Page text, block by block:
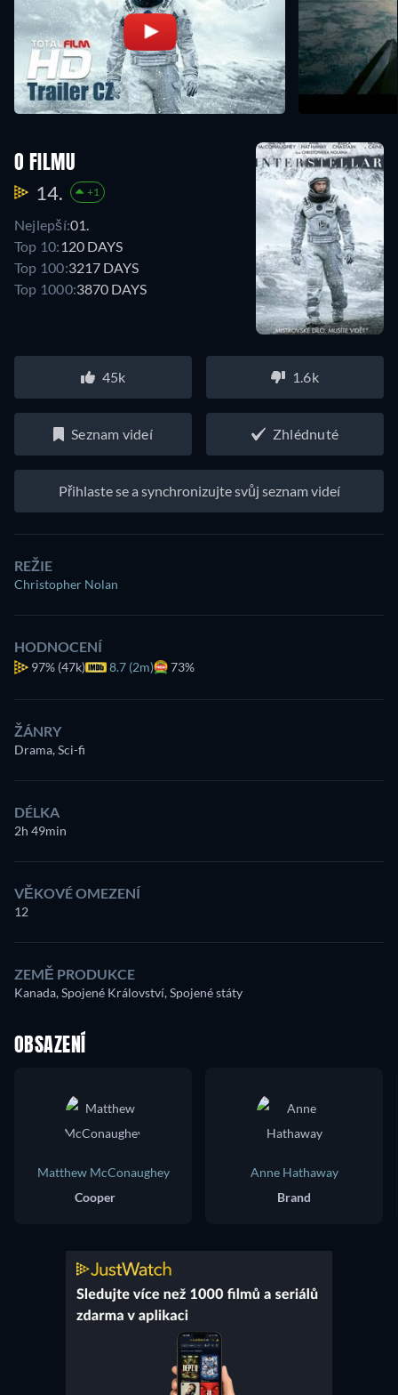
O FILMU
14. +1
Nejlepší:01.
Top 10: 120 DAYS
Top 100:3217 DAYS
Top 1000:3870 DAYS
45k 1.6k
Seznam videí Zhlédnuté
Přihlaste se a synchronizujte svůj seznam videí
REŽIE
Christopher Nolan
HODNOCENÍ
97% (47k) 8.7 (2m) 73%
ŽÁNRY
Drama, Sci-fi
DÉLKA
2h 49min
VĚKOVÉ OMEZENÍ
12
ZEMĚ PRODUKCE
Kanada, Spojené Království, Spojené státy
OBSAZENÍ
Matthew McConaughey
Cooper
Anne Hathaway
Brand